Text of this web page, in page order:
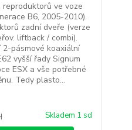
reproduktorů ve voze
B6, 2005-2010).
zadní dveře (verze
liftback / combi).
pásmové koaxiální
vyšší řady Signum
ESX a vše potřebné
Tedy plasto...
Skladem 1 sd